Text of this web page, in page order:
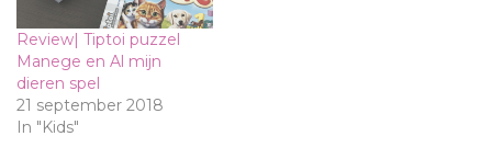
Review| Tiptoi puzzel
Manege en Al mijn
dieren spel
21 september 2018
In "Kids"